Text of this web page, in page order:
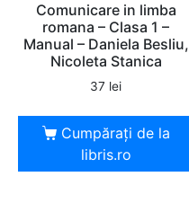
Comunicare in limba
romana – Clasa 1 –
Manual – Daniela Besliu,
Nicoleta Stanica
37 lei
Cumpărați de la
libris.ro